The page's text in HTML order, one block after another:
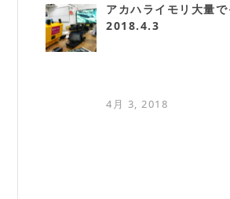
アカハライモリ大量
2018.4.3
4月 3, 2018